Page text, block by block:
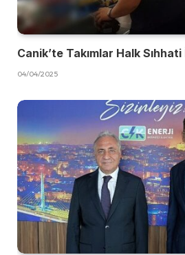
Canik’te Takımlar Halk
04/04/2025